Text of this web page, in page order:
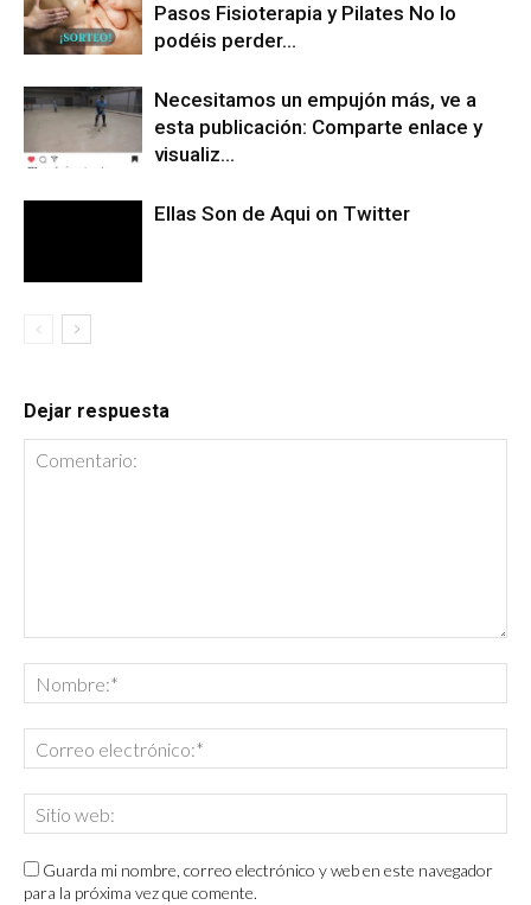
Pasos Fisioterapia y Pilates No lo
podéis perder…
Necesitamos un empujón más, ve a
esta publicación: Comparte enlace y
visualiz…
Ellas Son de Aqui on Twitter
Dejar respuesta
Guarda mi nombre, correo electrónico y web en este navegador
para la próxima vez que comente.